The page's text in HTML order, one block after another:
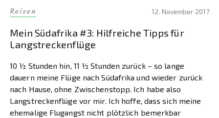
Reisen 12. November 2017
Mein Südafrika #3: Hilfreiche Tipps für
Langstreckenflüge
10 ½ Stunden hin, 11 ½ Stunden zurück – so lange
dauern meine Flüge nach Südafrika und wieder zurück
nach Hause, ohne Zwischenstopp. Ich habe also
Langstreckenflüge vor mir. Ich hoffe, dass sich meine
ehemalige Flugangst nicht plötzlich bemerkbar